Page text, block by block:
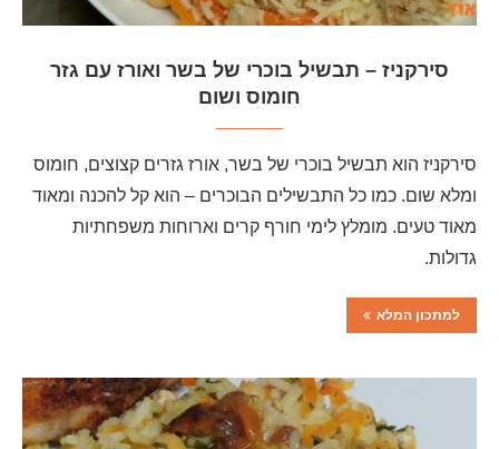
סירקניז – תבשיל בוכרי של בשר ואורז עם גזר
חומוס ושום
סירקניז הוא תבשיל בוכרי של בשר, אורז גזרים קצוצים, חומוס
ומלא שום. כמו כל התבשילים הבוכרים – הוא קל להכנה ומאוד
מאוד טעים. מומלץ לימי חורף קרים וארוחות משפחתיות
גדולות.
למתכון המלא